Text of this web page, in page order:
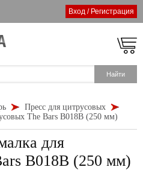
Вход / Регистрация
Пресс для цитрусовых
The Bars B018B (250 мм)
для
B018B (250 мм)